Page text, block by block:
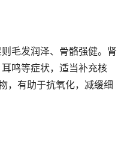
毛发润泽、骨骼强健。肾
鸣等症状，适当补充核
，有助于抗氧化，减缓细